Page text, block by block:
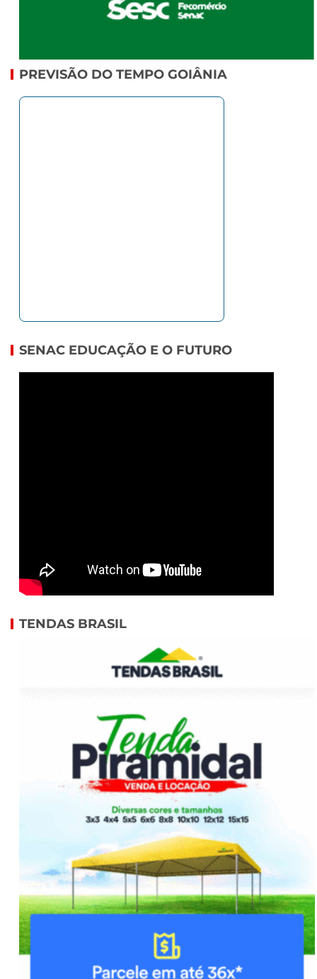
PREVISÃO DO TEMPO GOIÂNIA
SENAC EDUCAÇÃO E O FUTURO
TENDAS BRASIL